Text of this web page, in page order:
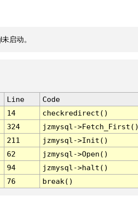
启动。
Line
Code
14
checkredirect()
324
jzmysql-
211
jzmysql->Init()
62
jzmysql->Open()
94
jzmysql->halt()
76 break()